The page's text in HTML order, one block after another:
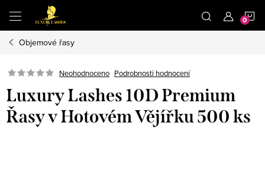
obsah
Objemové řasy
Neohodnoceno Podrobnosti hodnocení
Luxury Lashes 10D Premium
Řasy v Hotovém Vějířku 500 ks